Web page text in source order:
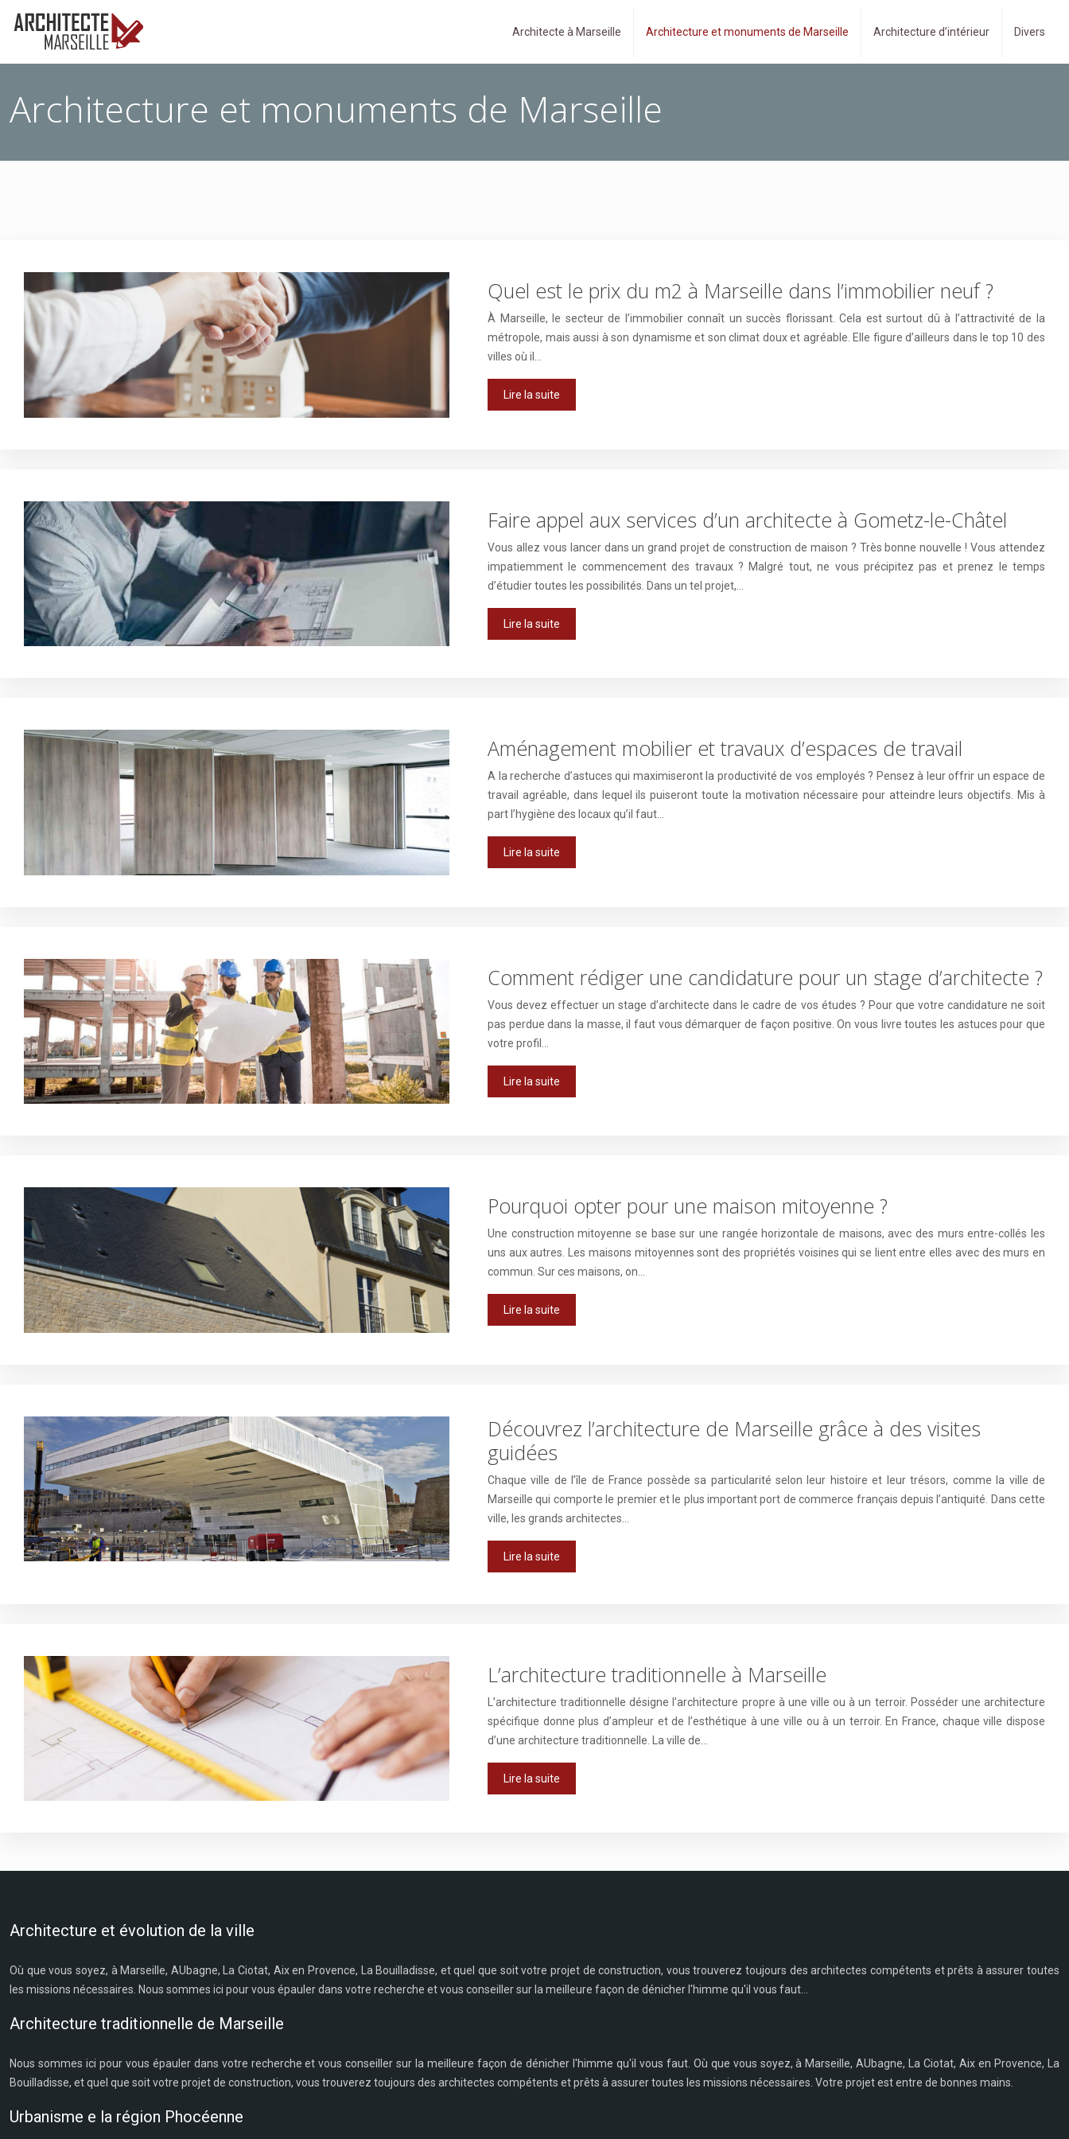
Architecte à Marseille Architecture et monuments de Marseille Architecture d’intérieur Divers
Architecture et monuments de Marseille
Quel est le prix du m2 à Marseille dans l’immobilier neuf ?
À Marseille, le secteur de l’immobilier connaît un succès florissant. Cela est surtout dû à l’attractivité de la
métropole, mais aussi à son dynamisme et son climat doux et agréable. Elle figure d’ailleurs dans le top 10 des
villes où il…
Lire la suite
Faire appel aux services d’un architecte à Gometz-le-Châtel
Vous allez vous lancer dans un grand projet de construction de maison ? Très bonne nouvelle ! Vous attendez
impatiemment le commencement des travaux ? Malgré tout, ne vous précipitez pas et prenez le temps
d’étudier toutes les possibilités. Dans un tel projet,…
Lire la suite
Aménagement mobilier et travaux d’espaces de travail
A la recherche d’astuces qui maximiseront la productivité de vos employés ? Pensez à leur offrir un espace de
travail agréable, dans lequel ils puiseront toute la motivation nécessaire pour atteindre leurs objectifs. Mis à
part l’hygiène des locaux qu’il faut…
Lire la suite
Comment rédiger une candidature pour un stage d’architecte ?
Vous devez effectuer un stage d’architecte dans le cadre de vos études ? Pour que votre candidature ne soit
pas perdue dans la masse, il faut vous démarquer de façon positive. On vous livre toutes les astuces pour que
votre profil…
Lire la suite
Pourquoi opter pour une maison mitoyenne ?
Une construction mitoyenne se base sur une rangée horizontale de maisons, avec des murs entre-collés les
uns aux autres. Les maisons mitoyennes sont des propriétés voisines qui se lient entre elles avec des murs en
commun. Sur ces maisons, on…
Lire la suite
Découvrez l’architecture de Marseille grâce à des visites
guidées
Chaque ville de l’île de France possède sa particularité selon leur histoire et leur trésors, comme la ville de
Marseille qui comporte le premier et le plus important port de commerce français depuis l’antiquité. Dans cette
ville, les grands architectes…
Lire la suite
L’architecture traditionnelle à Marseille
L’architecture traditionnelle désigne l’architecture propre à une ville ou à un terroir. Posséder une architecture
spécifique donne plus d’ampleur et de l’esthétique à une ville ou à un terroir. En France, chaque ville dispose
d’une architecture traditionnelle. La ville de…
Lire la suite
Architecture et évolution de la ville
Où que vous soyez, à Marseille, AUbagne, La Ciotat, Aix en Provence, La Bouilladisse, et quel que soit votre projet de construction, vous trouverez toujours des architectes compétents et prêts à assurer toutes
les missions nécessaires. Nous sommes ici pour vous épauler dans votre recherche et vous conseiller sur la meilleure façon de dénicher l'himme qu'il vous faut...
Architecture traditionnelle de Marseille
Nous sommes ici pour vous épauler dans votre recherche et vous conseiller sur la meilleure façon de dénicher l'himme qu'il vous faut. Où que vous soyez, à Marseille, AUbagne, La Ciotat, Aix en Provence, La
Bouilladisse, et quel que soit votre projet de construction, vous trouverez toujours des architectes compétents et prêts à assurer toutes les missions nécessaires. Votre projet est entre de bonnes mains.
Urbanisme e la région Phocéenne